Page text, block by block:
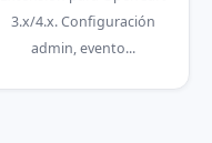
3.x/4.x. Configuración
admin, evento...